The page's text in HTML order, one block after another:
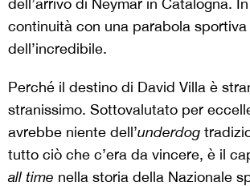
dell’arrivo di Neymar in Catalogna.
continuità con una parabola sportiva
dell’incredibile.
Perché il destino di David Villa è
stranissimo. Sottovalutato per
avrebbe niente dell’underdog
tutto ciò che c’era da vincere, è il
all time nella storia della Nazionale